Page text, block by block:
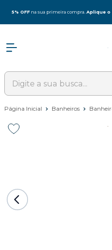
5% OFF na sua primeira compra.Aplique o
Página Inicial Banheiros